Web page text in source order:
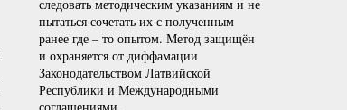
следовать методическим указаниям и не
пытаться сочетать их с полученным
ранее где – то опытом. Метод защищён
и охраняется от диффамации
Законодательством Латвийской
Республики и Международными